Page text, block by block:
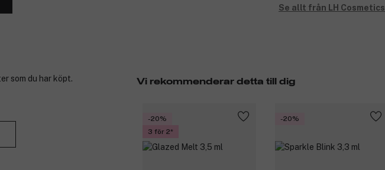
Se allt från LH Cosmetics
Vi rekommenderar detta till dig
-20%
3 för 2
-20%
som du har köpt.